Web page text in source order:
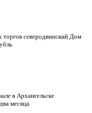
северодвинский Дом
в Архангельске
месяца